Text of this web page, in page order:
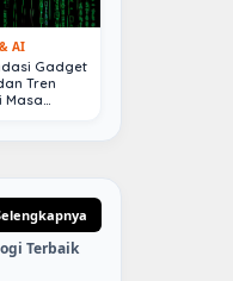
AI
Gadget
Tren
Masa
Terbaik